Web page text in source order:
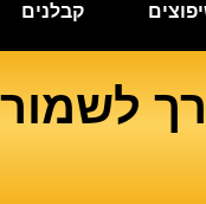
קבלנים